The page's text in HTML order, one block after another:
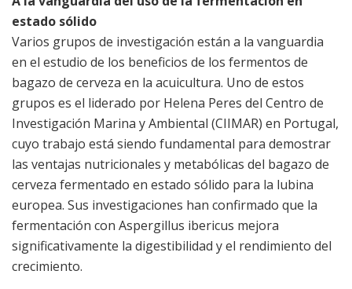
estado sólido
Varios grupos de investigación están a la vanguardia
en el estudio de los beneficios de los fermentos de
bagazo de cerveza en la acuicultura. Uno de estos
grupos es el liderado por Helena Peres del Centro de
Investigación Marina y Ambiental (CIIMAR) en Portugal,
cuyo trabajo está siendo fundamental para demostrar
las ventajas nutricionales y metabólicas del bagazo de
cerveza fermentado en estado sólido para la lubina
europea. Sus investigaciones han confirmado que la
fermentación con Aspergillus ibericus mejora
significativamente la digestibilidad y el rendimiento del
crecimiento.